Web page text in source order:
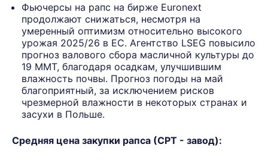
Фьючерсы на рапс на бирже Euronext
продолжают снижаться, несмотря на
умеренный оптимизм относительно высокого
урожая 2025/26 в ЕС. Агентство LSEG повысило
прогноз валового сбора масличной культуры до
19 ММТ, благодаря осадкам, улучшившим
влажность почвы. Прогноз погоды на май
благоприятный, за исключением рисков
чрезмерной влажности в некоторых странах и
засухи в Польше.
Средняя цена закупки рапса (СРТ - завод):